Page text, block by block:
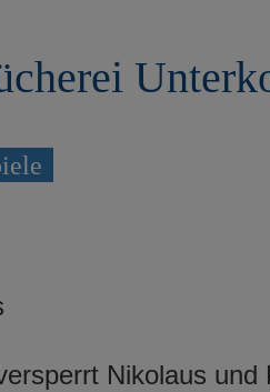
Nikolaus und